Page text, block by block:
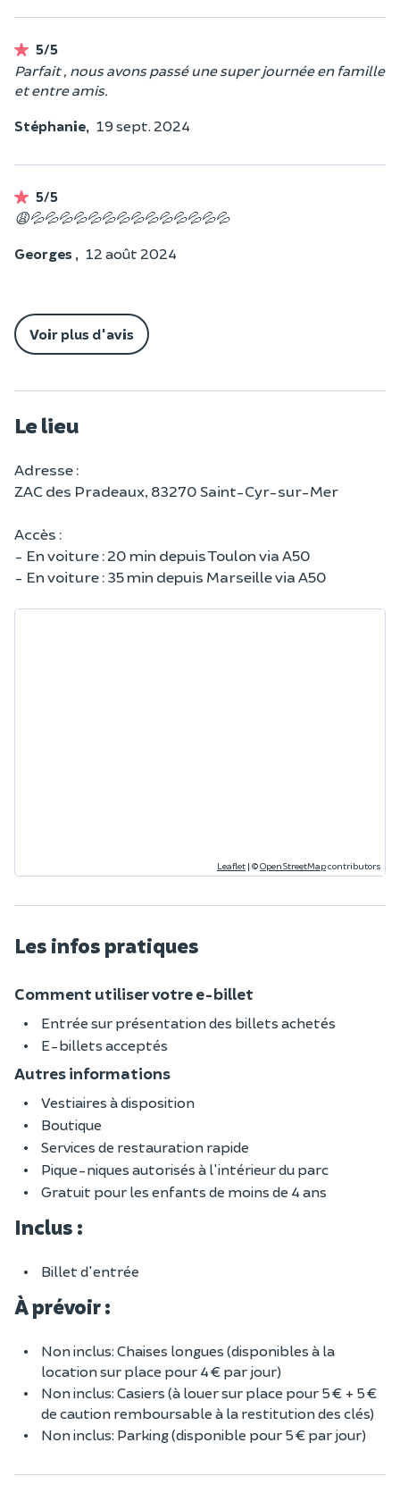
5/5
Parfait , nous avons passé une super journée en famille
et entre amis.
Stéphanie, 19 sept. 2024
5/5
😩💦💦💦💦💦💦💦💦💦💦💦💦💦💦
Georges , 12 août 2024
Voir plus d'avis
Le lieu
Adresse :
ZAC des Pradeaux, 83270 Saint-Cyr-sur-Mer
Accès :
- En voiture : 20 min depuis Toulon via A50
- En voiture : 35 min depuis Marseille via A50
Leaflet | ©OpenStreetMapcontributors
Les infos pratiques
Comment utiliser votre e-billet
Entrée sur présentation des billets achetés
E-billets acceptés
Autres informations
Vestiaires à disposition
Boutique
Services de restauration rapide
Pique-niques autorisés à l'intérieur du parc
Gratuit pour les enfants de moins de 4 ans
Inclus :
Billet d'entrée
À prévoir :
Non inclus: Chaises longues (disponibles à la
location sur place pour 4 € par jour)
Non inclus: Casiers (à louer sur place pour 5 € + 5 €
de caution remboursable à la restitution des clés)
Non inclus: Parking (disponible pour 5 € par jour)